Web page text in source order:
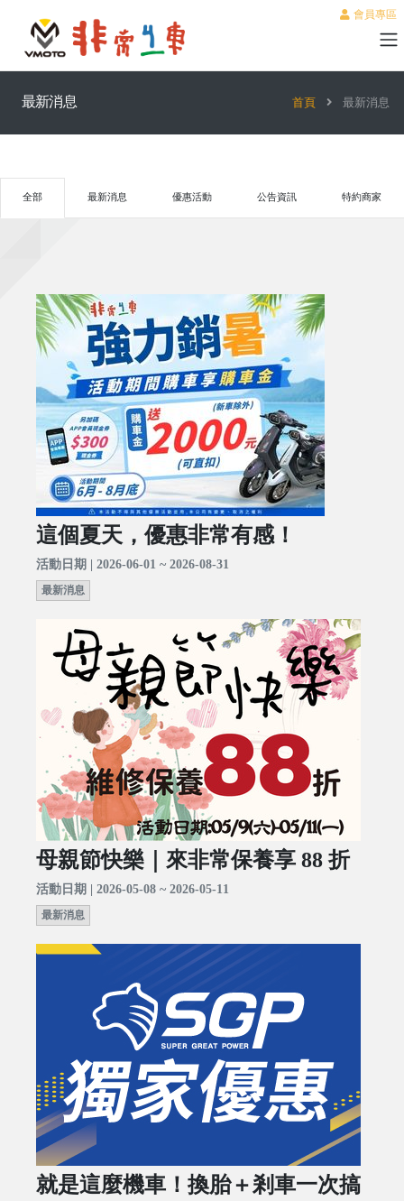
會員專區
最新消息 首頁 最新消息
全部 最新消息 優惠活動 公告資訊 特約商家
這個夏天，優惠非常有感！
活動日期 | 2026-06-01 ~ 2026-08-31
最新消息
母親節快樂｜來非常保養享 88 折
活動日期 | 2026-05-08 ~ 2026-05-11
最新消息
就是這麼機車！換胎＋剎車一次搞